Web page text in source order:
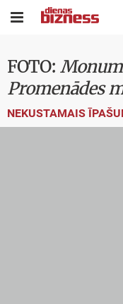

FOTO: Monum
Promenādes
NEKUSTAMAIS